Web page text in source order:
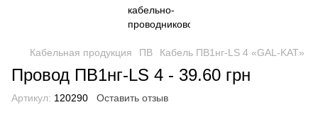
Кабельная продукция ПВ Кабель ПВ1нг-LS 4 «GAL-KAT»
Провод ПВ1нг-LS 4 - 39.60 грн
Артикул: 120290 Оставить отзыв